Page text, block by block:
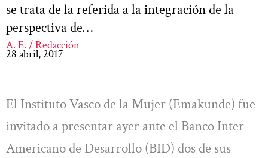
se trata de la referida a la integración de la
perspectiva de…
A. E. / Redacción
28 abril, 2017
El Instituto Vasco de la Mujer (Emakunde) fue
invitado a presentar ayer ante el Banco Inter-
Americano de Desarrollo (BID) dos de sus